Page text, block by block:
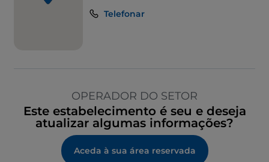
Telefonar
OPERADOR DO SETOR
Este estabelecimento é seu e deseja
atualizar algumas informações?
Aceda à sua área reservada